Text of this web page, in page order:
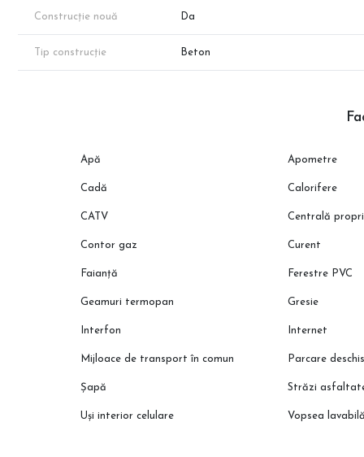
cămin!
Construcție nouă Da
Tip construcție Beton
Apă Apometre
Cadă Calorifere
CATV Centrală
Contor gaz Curent
Faianță Ferestre PVC
Geamuri termopan Gresie
Interfon Internet
Mijloace de transport în comun Parcare
Șapă Străzi
Uși interior celulare Vopsea lavabilă